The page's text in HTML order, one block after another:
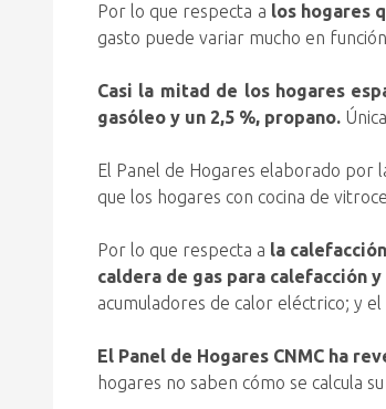
Por lo que respecta a los hogares
gasto puede variar mucho en
Casi la mitad de los hogares
gasóleo y un 2,5 %, propano.
El Panel de Hogares elaborado por
que los hogares con cocina de
Por lo que respecta a la
caldera de gas para calefacción
acumuladores de calor eléctrico; y
El Panel de Hogares CNMC ha
hogares no saben cómo se calcula